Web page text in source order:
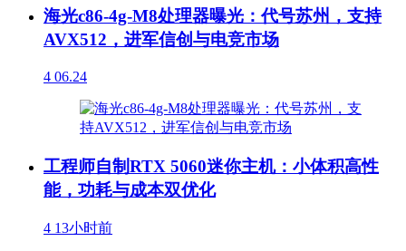
海光c86-4g-M8处理器曝光：代号苏州，支持
AVX512，进军信创与电竞市场
4 06.24
工程师自制RTX 5060迷你主机：小体积高性
能，功耗与成本双优化
4 13小时前